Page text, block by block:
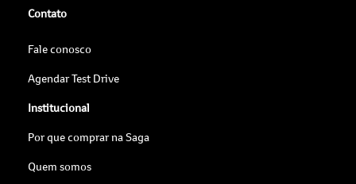
Contato
Fale conosco
Agendar Test Drive
Institucional
Por que comprar na Saga
Quem somos